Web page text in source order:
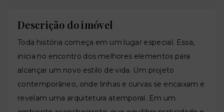
Descrição do imóvel
Toda história começa em um lugar especial. Essa,
inicia no encontro dos melhores elementos para
alcançar um novo estilo de vida. Um projeto
contemporâneo, onde linhas e curvas se encaixam e
revelam uma arquitetura atemporal. Em um